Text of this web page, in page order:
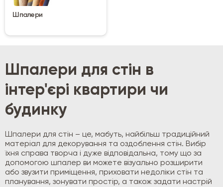
Шпалери
Шпалери для стін в
інтер'єрі квартири чи
будинку
Шпалери для стін – це, мабуть, найбільш традиційний
матеріал для декорування та оздоблення стін. Вибір
їхня справа творча і дуже відповідальна, тому що за
допомогою шпалер ви можете візуально розширити
або звузити приміщення, приховати недоліки стін та
планування, зонувати простір, а також задати настрій